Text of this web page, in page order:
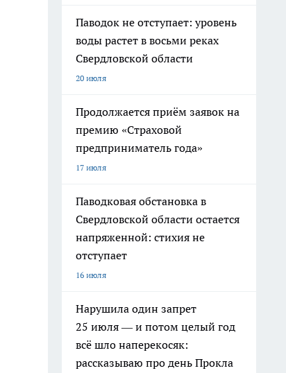
Паводок не отступает: уровень
воды растет в восьми реках
Свердловской области
20 июля
Продолжается приём заявок на
премию «Страховой
предприниматель года»
17 июля
Паводковая обстановка в
Свердловской области остается
напряженной: стихия не
отступает
16 июля
Нарушила один запрет
25 июля — и потом целый год
всё шло наперекосяк:
рассказываю про день Прокла